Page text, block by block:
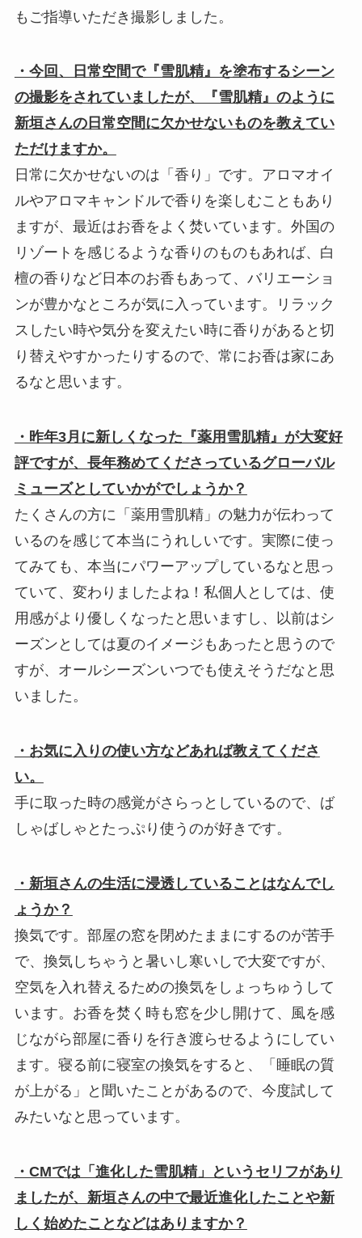
もご指導いただき撮影しました。
・今回、日常空間で『雪肌精』を塗布するシーン
の撮影をされていましたが、『雪肌精』のように
新垣さんの日常空間に欠かせないものを教えてい
ただけますか。
日常に欠かせないのは「香り」です。アロマオイ
ルやアロマキャンドルで香りを楽しむこともあり
ますが、最近はお香をよく焚いています。外国の
リゾートを感じるような香りのものもあれば、白
檀の香りなど日本のお香もあって、バリエーショ
ンが豊かなところが気に入っています。リラック
スしたい時や気分を変えたい時に香りがあると切
り替えやすかったりするので、常にお香は家にあ
るなと思います。
・昨年3月に新しくなった『薬用雪肌精』が大変好
評ですが、長年務めてくださっているグローバル
ミューズとしていかがでしょうか？
たくさんの方に「薬用雪肌精」の魅力が伝わって
いるのを感じて本当にうれしいです。実際に使っ
てみても、本当にパワーアップしているなと思っ
ていて、変わりましたよね！私個人としては、使
用感がより優しくなったと思いますし、以前はシ
ーズンとしては夏のイメージもあったと思うので
すが、オールシーズンいつでも使えそうだなと思
いました。
・お気に入りの使い方などあれば教えてくださ
い。
手に取った時の感覚がさらっとしているので、ば
しゃばしゃとたっぷり使うのが好きです。
・新垣さんの生活に浸透していることはなんでし
ょうか？
換気です。部屋の窓を閉めたままにするのが苦手
で、換気しちゃうと暑いし寒いしで大変ですが、
空気を入れ替えるための換気をしょっちゅうして
います。お香を焚く時も窓を少し開けて、風を感
じながら部屋に香りを行き渡らせるようにしてい
ます。寝る前に寝室の換気をすると、「睡眠の質
が上がる」と聞いたことがあるので、今度試して
みたいなと思っています。
・CMでは「進化した雪肌精」というセリフがあり
ましたが、新垣さんの中で最近進化したことや新
しく始めたことなどはありますか？